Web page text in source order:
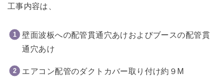
工事内容は、
壁面波板への配管貫通穴あけおよびブースの配管貫
通穴あけ
エアコン配管のダクトカバー取り付け約９M